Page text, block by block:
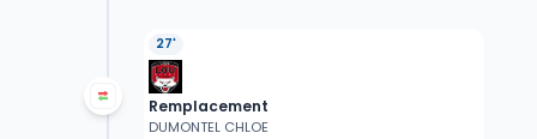
27'
Remplacement
DUMONTEL CHLOE